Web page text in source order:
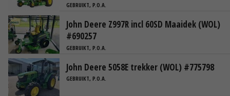
GEBRUIKT, P.O.A.
John Deere Z997R incl 60SD Maaidek (WOL)
#690257
GEBRUIKT, P.O.A.
John Deere 5058E trekker (WOL) #775798
GEBRUIKT, P.O.A.